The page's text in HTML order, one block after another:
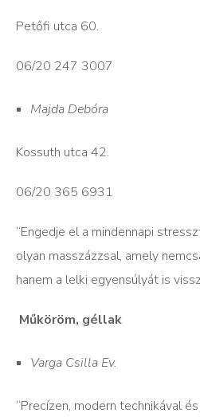
Petőfi utca 60.
06/20 247 3007
Majda Debóra
Kossuth utca 42.
06/20 365 6931
“Engedje el a mindennapi
olyan masszázzsal, amely
hanem a lelki egyensúlyát is
Műköröm, géllak
Varga Csilla Ev.
“Precízen, modern technikával